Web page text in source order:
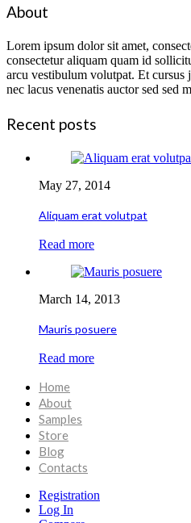
About
Lorem ipsum dolor sit amet,
consectetur aliquam quam id
arcu vestibulum volutpat. Et cursus
nec lacus venenatis auctor sed sed
Recent posts
May 27, 2014
Aliquam erat volutpat
Read more
March 14, 2013
Mauris posuere
Read more
Home
About
Samples
Store
Blog
Contacts
Registration
Log In